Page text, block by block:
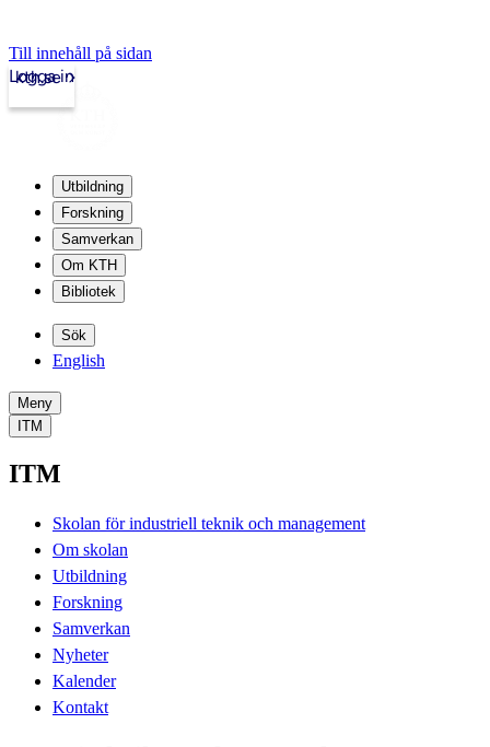
Till innehåll på sidan
kth.se
Logga in
Utbildning
Forskning
Samverkan
Om KTH
Bibliotek
Sök
English
Meny
ITM
ITM
Skolan för industriell teknik och management
Om skolan
Utbildning
Forskning
Samverkan
Nyheter
Kalender
Kontakt